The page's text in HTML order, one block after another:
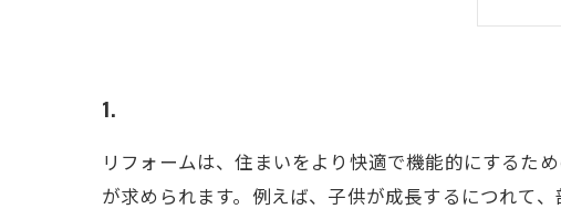
1.
リフォームは、住まいをより快適で機能的にするた
が求められます。例えば、子供が成長するにつれて